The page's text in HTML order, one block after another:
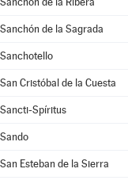
Sanchón de la Sagrada
Sanchotello
San Cristóbal de la Cuesta
Sancti-Spíritus
Sando
San Esteban de la Sierra